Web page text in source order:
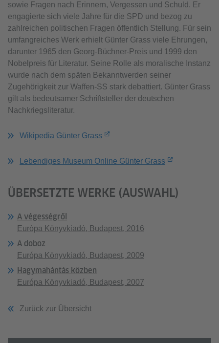
sowie Fragen nach Erinnern, Vergessen und Schuld. Er
engagierte sich viele Jahre für die SPD und bezog zu
zahlreichen politischen Fragen öffentlich Stellung. Für sein
umfangreiches Werk erhielt Günter Grass viele Ehrungen,
darunter 1965 den Georg-Büchner-Preis und 1999 den
Nobelpreis für Literatur. Seine Rolle als moralische Instanz
wurde nach dem späten Bekanntwerden seiner
Zugehörigkeit zur Waffen-SS stark debattiert. Günter Grass
gilt als bedeutsamer Schriftsteller der deutschen
Nachkriegsliteratur.
Wikipedia Günter Grass
Lebendiges Museum Online Günter Grass
ÜBERSETZTE WERKE (AUSWAHL)
A végességről
Európa Könyvkiadó, Budapest, 2016
A doboz
Európa Könyvkiadó, Budapest, 2009
Hagymahántás közben
Európa Könyvkiadó, Budapest, 2007
Zurück zur Übersicht